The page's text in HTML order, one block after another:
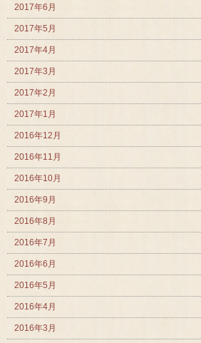
2017年6月
2017年5月
2017年4月
2017年3月
2017年2月
2017年1月
2016年12月
2016年11月
2016年10月
2016年9月
2016年8月
2016年7月
2016年6月
2016年5月
2016年4月
2016年3月